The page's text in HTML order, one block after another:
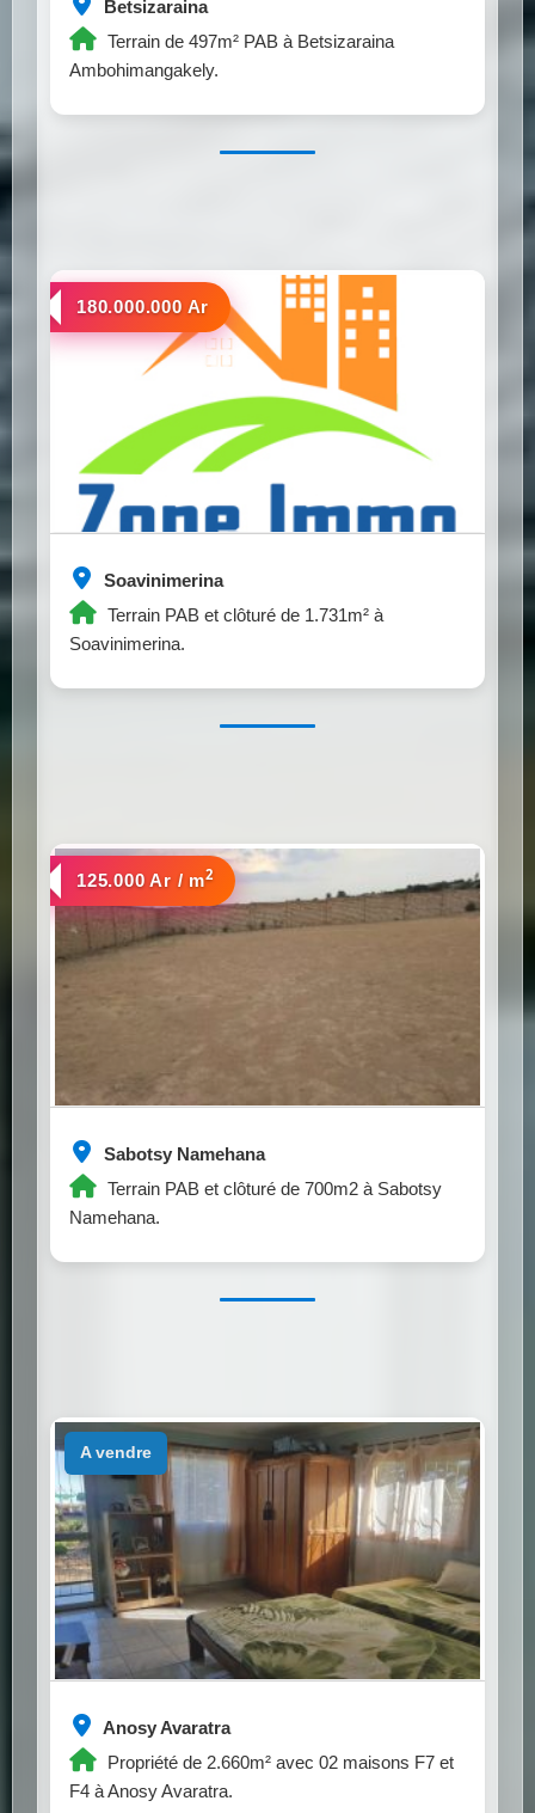
Betsizaraina
Terrain de 497m² PAB à Betsizaraina
Ambohimangakely.
Soavinimerina
Terrain PAB et clôturé de 1.731m² à
Soavinimerina.
a vendre
180.000.000 Ar
Sabotsy Namehana
Terrain PAB et clôturé de 700m2 à Sabotsy
Namehana.
a vendre
125.000 Ar / m2
Anosy Avaratra
Propriété de 2.660m² avec 02 maisons F7 et
F4 à Anosy Avaratra.
a vendre